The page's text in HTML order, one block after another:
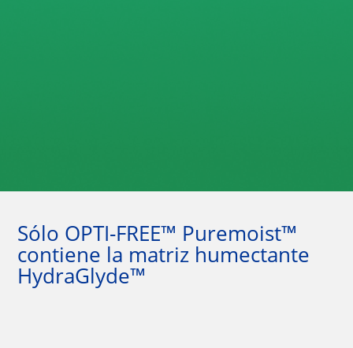
Sólo OPTI-FREE™ Puremoist™
contiene la matriz humectante
HydraGlyde™